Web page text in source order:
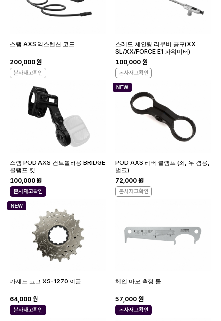
스램 AXS 익스텐션 코드
200,000 원
본사재고확인
스레드 체인링 리무버 공구(XX
SL/XX/FORCE E1 파워미터)
100,000 원
본사재고확인
스램 POD AXS 컨트롤러용 BRIDGE
클램프 킷
100,000 원
본사재고확인
POD AXS 레버 클램프 (좌, 우 겸용,
벌크)
72,000 원
본사재고확인
카세트 코그 XS-1270 이글
64,000 원
본사재고확인
체인 마모 측정 툴
57,000 원
본사재고확인